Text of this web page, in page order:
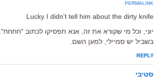
PERMALINK
Lucky I didn't tell him about the dirty knife
יוני, וכל מי שקורא את זה, אנא תפסיקו לכתוב
בשביל יש סמיילי, למען השם.
REPLY
סטיבי